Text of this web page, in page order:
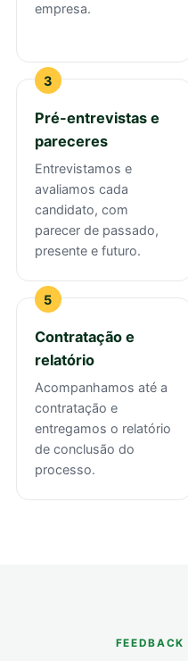
empresa.
Pré-entrevistas e
pareceres
Entrevistamos e
avaliamos cada
candidato, com
parecer de passado,
presente e futuro.
Contratação e
relatório
Acompanhamos até a
contratação e
entregamos o relatório
de conclusão do
processo.